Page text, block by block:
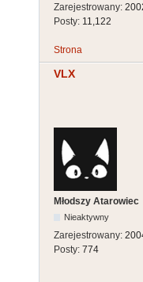
Zarejestrowany:
Posty: 11,122
Strona
VLX
Młodszy Atarowiec
Nieaktywny
Zarejestrowany:
Posty: 774